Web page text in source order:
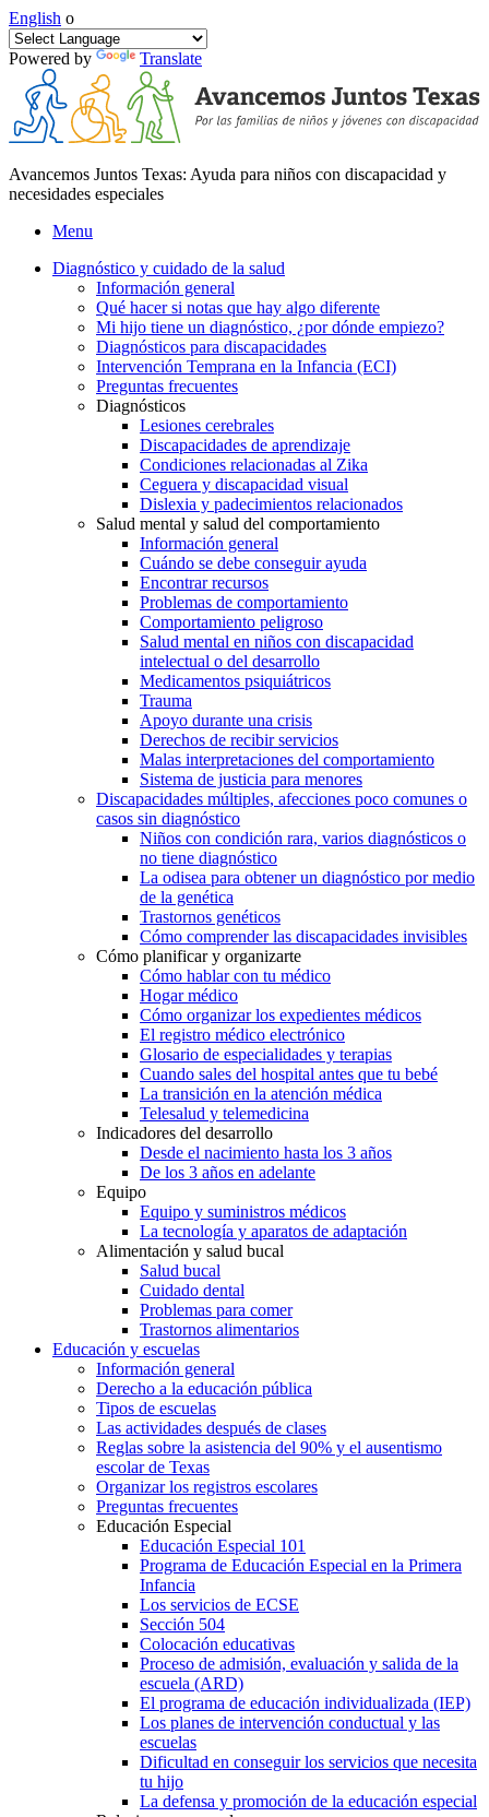
English o
Powered by Translate
Avancemos Juntos Texas: Ayuda para niños con discapacidad y
necesidades especiales
Menu
Diagnóstico y cuidado de la salud
Información general
Qué hacer si notas que hay algo diferente
Mi hijo tiene un diagnóstico, ¿por dónde empiezo?
Diagnósticos para discapacidades
Intervención Temprana en la Infancia (ECI)
Preguntas frecuentes
Diagnósticos
Lesiones cerebrales
Discapacidades de aprendizaje
Condiciones relacionadas al Zika
Ceguera y discapacidad visual
Dislexia y padecimientos relacionados
Salud mental y salud del comportamiento
Información general
Cuándo se debe conseguir ayuda
Encontrar recursos
Problemas de comportamiento
Comportamiento peligroso
Salud mental en niños con discapacidad
intelectual o del desarrollo
Medicamentos psiquiátricos
Trauma
Apoyo durante una crisis
Derechos de recibir servicios
Malas interpretaciones del comportamiento
Sistema de justicia para menores
Discapacidades múltiples, afecciones poco comunes o
casos sin diagnóstico
Niños con condición rara, varios diagnósticos o
no tiene diagnóstico
La odisea para obtener un diagnóstico por medio
de la genética
Trastornos genéticos
Cómo comprender las discapacidades invisibles
Cómo planificar y organizarte
Cómo hablar con tu médico
Hogar médico
Cómo organizar los expedientes médicos
El registro médico electrónico
Glosario de especialidades y terapias
Cuando sales del hospital antes que tu bebé
La transición en la atención médica
Telesalud y telemedicina
Indicadores del desarrollo
Desde el nacimiento hasta los 3 años
De los 3 años en adelante
Equipo
Equipo y suministros médicos
La tecnología y aparatos de adaptación
Alimentación y salud bucal
Salud bucal
Cuidado dental
Problemas para comer
Trastornos alimentarios
Educación y escuelas
Información general
Derecho a la educación pública
Tipos de escuelas
Las actividades después de clases
Reglas sobre la asistencia del 90% y el ausentismo
escolar de Texas
Organizar los registros escolares
Preguntas frecuentes
Educación Especial
Educación Especial 101
Programa de Educación Especial en la Primera
Infancia
Los servicios de ECSE
Sección 504
Colocación educativas
Proceso de admisión, evaluación y salida de la
escuela (ARD)
El programa de educación individualizada (IEP)
Los planes de intervención conductual y las
escuelas
Dificultad en conseguir los servicios que necesita
tu hijo
La defensa y promoción de la educación especial